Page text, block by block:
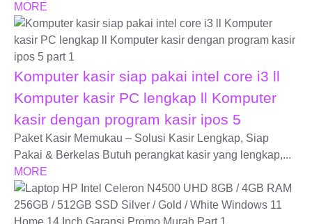
MORE
Komputer kasir siap pakai intel core i3 ll
Komputer kasir PC lengkap ll Komputer
kasir dengan program kasir ipos 5
Paket Kasir Memukau – Solusi Kasir Lengkap, Siap
Pakai & Berkelas Butuh perangkat kasir yang lengkap,...
MORE